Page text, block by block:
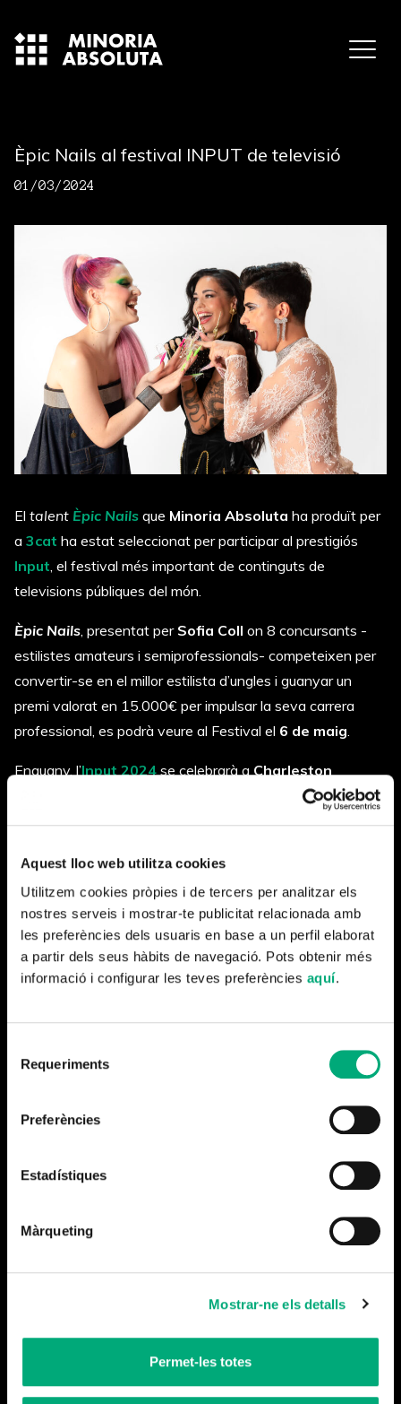
Aquest lloc web utilitza cookies
Utilitzem cookies pròpies i de tercers per analitzar els
nostres serveis i mostrar-te publicitat relacionada amb
les preferències dels usuaris en base a un perfil elaborat
a partir dels seus hàbits de navegació. Pots obtenir més
informació i configurar les teves preferències aquí.
Requeriments
Preferències
Estadístiques
Màrqueting
Mostrar-ne els detalls
Permet-les totes
Èpic Nails al festival INPUT de televisió
01/03/2024
El talent Èpic Nails que Minoria Absoluta ha produït per
a 3cat ha estat seleccionat per participar al prestigiós
Input , el festival més important de continguts de
televisions públiques del món.
Èpic Nails , presentat per Sofia Coll on 8 concursants -
estilistes amateurs i semiprofessionals- competeixen per
convertir-se en el millor estilista d’ungles i guanyar un
premi valorat en 15.000€ per impulsar la seva carrera
professional, es podrà veure al Festival el 6 de maig
Enguany, l’Input 2024 se celebrarà a Charleston
a partir del 5 de maig. Allà s’hi podran
Èpic Nails està disponible a la plataforma 3cat des del
passat mes de febrer.